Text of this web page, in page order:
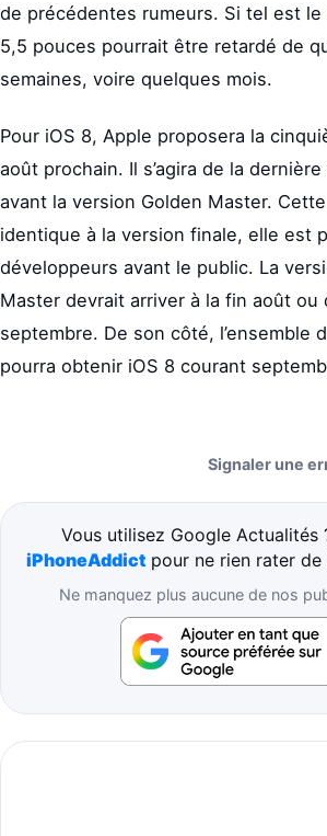
de précédentes rumeurs. Si tel est le
5,5 pouces pourrait être retardé de
semaines, voire quelques mois.
Pour iOS 8, Apple proposera la
août prochain. Il s’agira de la
avant la version Golden Master.
identique à la version finale, elle est
développeurs avant le public. La
Master devrait arriver à la fin août ou
septembre. De son côté, l’ensemble
pourra obtenir iOS 8 courant
Signaler une
Vous utilisez Google Actualités
iPhoneAddict pour ne rien rater de
Ne manquez plus aucune de nos